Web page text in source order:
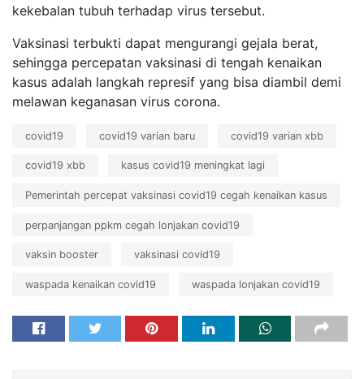
kekebalan tubuh terhadap virus tersebut.
Vaksinasi terbukti dapat mengurangi gejala berat,
sehingga percepatan vaksinasi di tengah kenaikan
kasus adalah langkah represif yang bisa diambil demi
melawan keganasan virus corona.
covid19 covid19 varian baru covid19 varian xbb
covid19 xbb kasus covid19 meningkat lagi
Pemerintah percepat vaksinasi covid19 cegah kenaikan kasus
perpanjangan ppkm cegah lonjakan covid19
vaksin booster vaksinasi covid19
waspada kenaikan covid19 waspada lonjakan covid19